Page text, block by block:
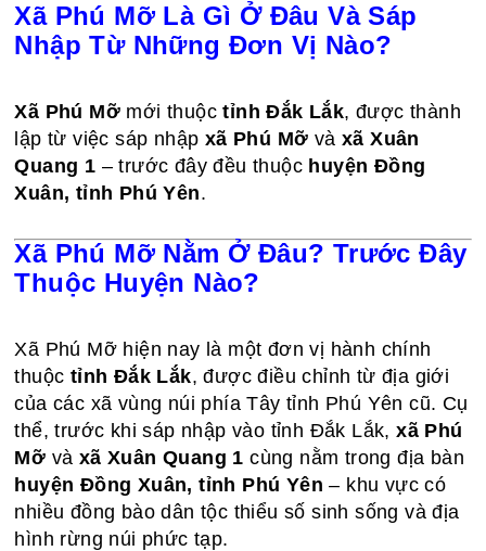
Xã Phú Mỡ Là Gì Ở Đâu Và Sáp
Nhập Từ Những Đơn Vị Nào?
Xã Phú Mỡ mới thuộctỉnh Đắk Lắk, được thành
lập từ việc sáp nhập xã Phú Mỡ vàxã Xuân
Quang 1 – trước đây đều thuộc huyện Đồng
Xuân, tỉnh Phú Yên.
Xã Phú Mỡ Nằm Ở Đâu? Trước Đây
Thuộc Huyện Nào?
Xã Phú Mỡ hiện nay là một đơn vị hành chính
thuộc tỉnh Đắk Lắk, được điều chỉnh từ địa giới
của các xã vùng núi phía Tây tỉnh Phú Yên cũ. Cụ
thể, trước khi sáp nhập vào tỉnh Đắk Lắk,xã Phú
Mỡ và xã Xuân Quang 1 cùng nằm trong địa bàn
huyện Đồng Xuân, tỉnh Phú Yên – khu vực có
nhiều đồng bào dân tộc thiểu số sinh sống và địa
hình rừng núi phức tạp.